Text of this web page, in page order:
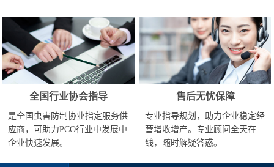
全国行业协会指导
是全国虫害防制协业指定服务供
应商，可助力PCO行业中发展中
企业快速发展。
售后无忧保障
专业指导规划，助力企业稳定经
营增收增产。专业顾问全天在
线，随时解疑答惑。